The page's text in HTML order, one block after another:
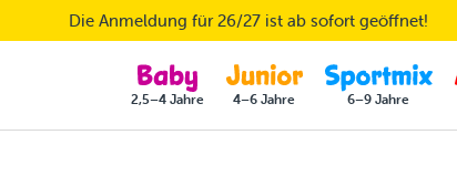
Die Anmeldung für 26/27 ist ab sofort geöffnet!
2,5–4 Jahre 4–6 Jahre 6–9 Jahre